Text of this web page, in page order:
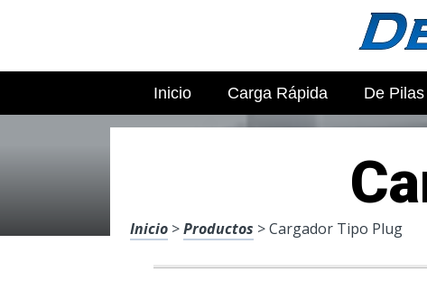
Inicio Carga Rápida De Pilas
Inicio >Productos > Cargador Tipo Plug